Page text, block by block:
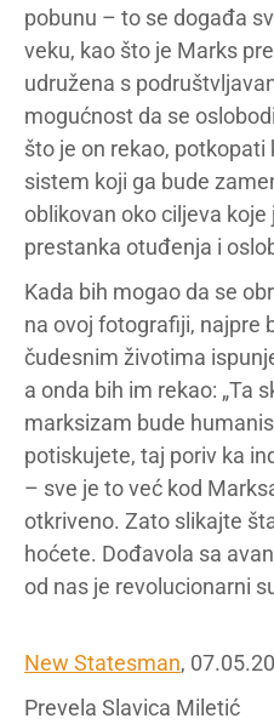
pobunu – to se događa
veku, kao što je Marks
udružena s
mogućnost da se
što je on rekao,
sistem koji ga bude
oblikovan oko ciljeva koje
prestanka otuđenja i
Kada bih mogao da se
na ovoj fotografiji, najpre
čudesnim životima
a onda bih im rekao: „Ta
marksizam bude
potiskujete, taj poriv ka
– sve je to već kod
otkriveno. Zato slikajte
hoćete. Dođavola sa
od nas je revolucionarni
New Statesman,
Prevela Slavica Miletić